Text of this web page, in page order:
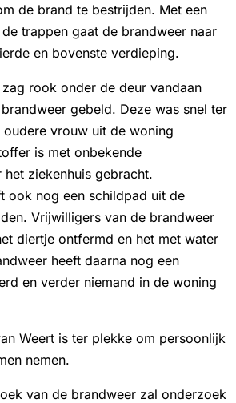
de brand te bestrijden. Met een
trappen gaat de brandweer naar
en bovenste verdieping.
rook onder de deur vandaan
gebeld. Deze was snel ter
oudere vrouw uit de woning
is met onbekende
ziekenhuis gebracht.
ook nog een schildpad uit de
Vrijwilligers van de brandweer
diertje ontfermd en het met water
heeft daarna nog een
en verder niemand in de woning
Weert is ter plekke om persoonlijk
nemen.
van de brandweer zal onderzoek